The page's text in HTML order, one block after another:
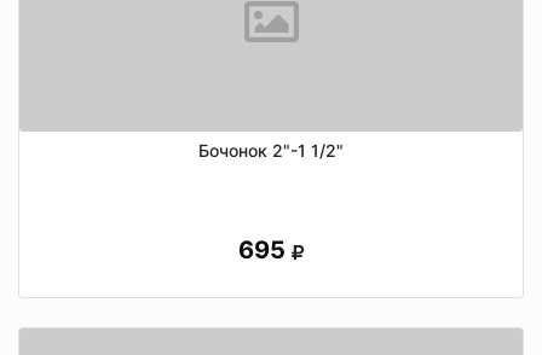
Бочонок 2"-1 1/2"
695